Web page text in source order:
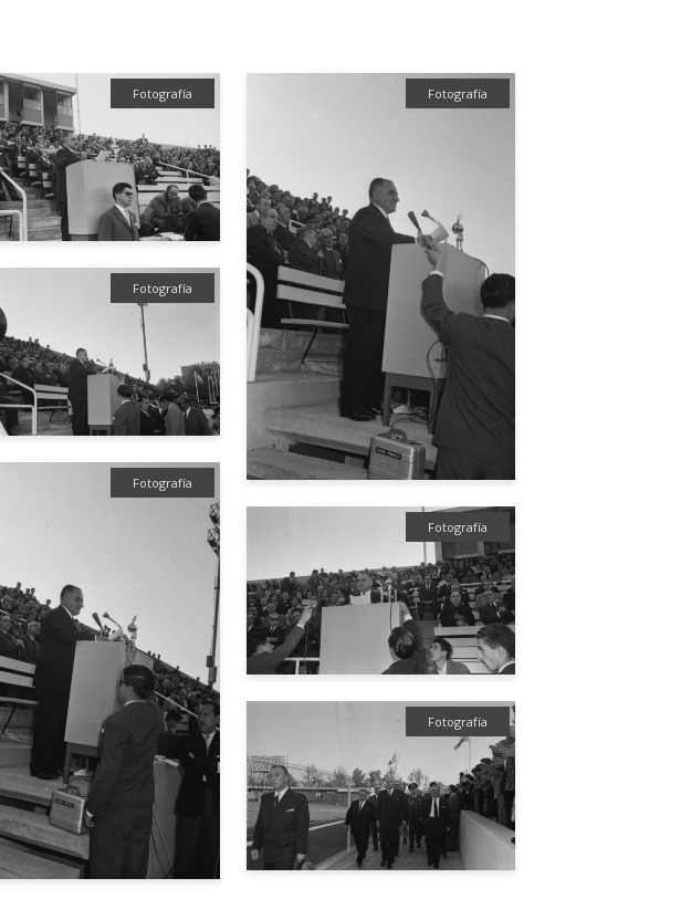
Fotografía
Fotografía
Fotografía
Fotografía
Fotografía
Fotografía